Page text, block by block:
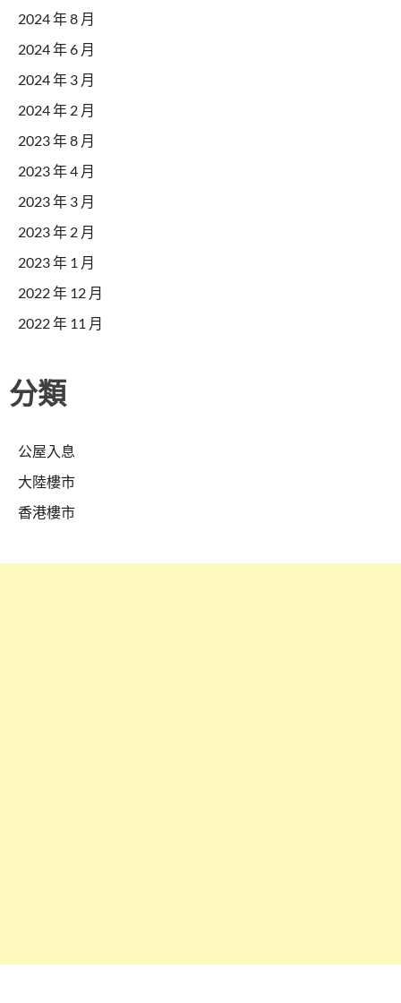
2024 年 8 月
2024 年 6 月
2024 年 3 月
2024 年 2 月
2023 年 8 月
2023 年 4 月
2023 年 3 月
2023 年 2 月
2023 年 1 月
2022 年 12 月
2022 年 11 月
分類
公屋入息
大陸樓市
香港樓市